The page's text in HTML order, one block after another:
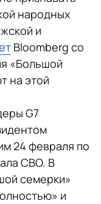
народных
и
Bloomberg со
«Большой
на этой
G7
24 февраля по
СВО. В
семерки»
и